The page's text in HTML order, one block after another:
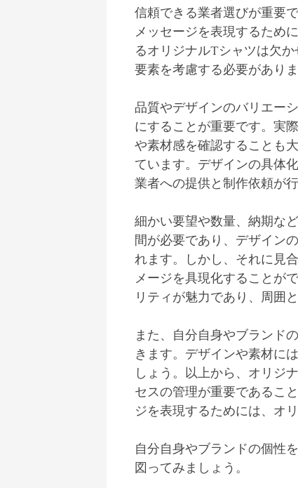
信頼できる業者選びが重要
メッセージを表現するため
るオリジナルTシャツは欠
要素を考慮する必要がありま
品質やデザインのバリエー
にすることが重要です。実
や素材感を確認することも
ています。デザインの具体
業者への提供と制作依頼が行
細かい要望や数量、納期な
間が必要であり、デザイン
れます。しかし、それに見
メージを具現化することが
リティが魅力であり、周囲
また、自分自身やブランド
きます。デザインや素材に
しょう。以上から、オリジ
セスの管理が重要であるこ
ジを表現するためには、オ
自分自身やブランドの個性
図ってみましょう。